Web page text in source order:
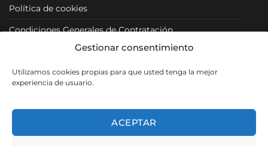
Gestionar consentimiento
Utilizamos cookies propias para que usted tenga la mejor
experiencia de usuario.
ACEPTAR
Política de cookies
Condiciones Generales de Contratación
Condiciones Particulares
Política de Venta y Cancelación/Devolución